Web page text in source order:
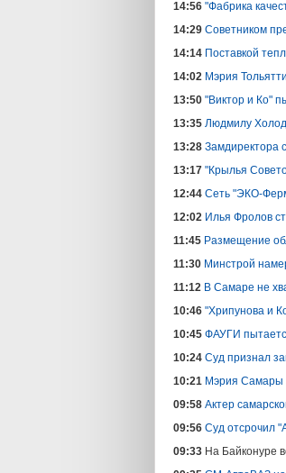
14:56 "Фабрика
14:29 Советником
14:14 Поставкой
14:02 Мэрия
13:50 "Виктор и Ко"
13:35 Людмилу
13:28 Замдиректора
13:17 "Крылья
12:44 Сеть "ЭКО-
12:02 Илья Фролов
11:45 Размещение
11:30 Минстрой
11:12 В Самаре не
10:46 "Хрипунова и
10:45 ФАУГИ
10:24 Суд признал
10:21 Мэрия Самары
09:58 Актер
09:56 Суд отсрочил
09:33 На Байконуре